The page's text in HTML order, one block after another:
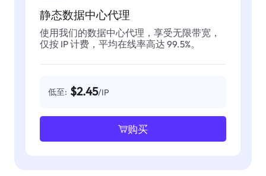
静态数据中心代理
使用我们的数据中心代理，享受无限带宽，
仅按 IP 计费，平均在线率高达 99.5%。
低至: $2.45/IP
购买